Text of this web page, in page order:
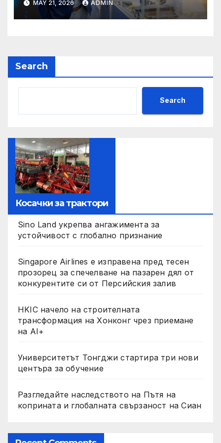
чрез приемане на AI+
MAY 21, 2026 ADMIN
Search
Search
Косачки за трактори
Sino Land укрепва ангажимента за
устойчивост с глобално признание
Singapore Airlines е изправена пред тесен
прозорец за спечелване на пазарен дял от
конкурентите си от Персийския залив
HKIC начело на строителната
трансформация на Хонконг чрез приемане
на AI+
Университетът Тонгджи стартира три нови
центъра за обучение
Разгледайте наследството на Пътя на
коприната и глобалната свързаност на Сиан